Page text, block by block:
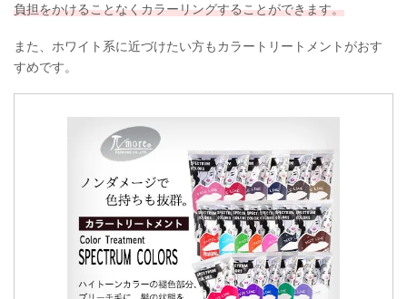
負担をかけることなくカラーリングすることができます。
また、ホワイト系に近づけたい方もカラートリートメントがおす
すめです。